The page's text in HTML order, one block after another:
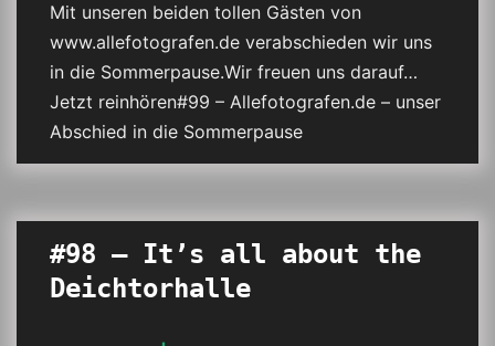
Mit unseren beiden tollen Gästen von
www.allefotografen.de verabschieden wir uns
in die Sommerpause.Wir freuen uns darauf…
Jetzt reinhören#99 – Allefotografen.de – unser
Abschied in die Sommerpause
#98 – It’s all about the
Deichtorhalle